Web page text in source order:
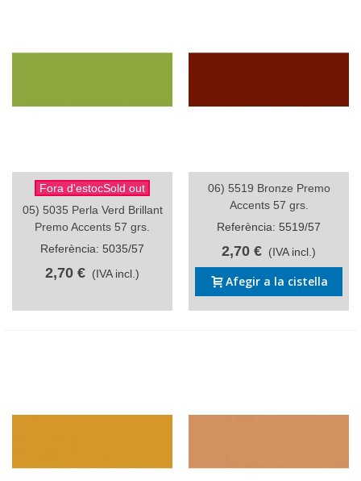
Fora d'estocSold out
05) 5035 Perla Verd Brillant
Premo Accents 57 grs.
Referència: 5035/57
2,70 € (IVA incl.)
06) 5519 Bronze Premo
Accents 57 grs.
Referència: 5519/57
2,70 € (IVA incl.)
Afegir a la cistella